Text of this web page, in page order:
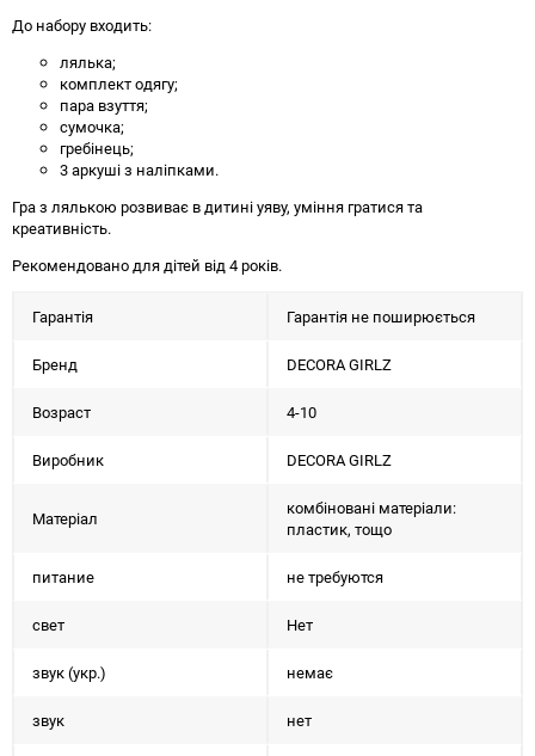
До набору входить:
лялька;
комплект одягу;
пара взуття;
сумочка;
гребінець;
3 аркуші з наліпками.
Гра з лялькою розвиває в дитині уяву, уміння гратися та
креативність.
Рекомендовано для дітей від 4 років.
Гарантія Гарантія не поширюється
Бренд DECORA GIRLZ
Возраст 4-10
Виробник DECORA GIRLZ
Матеріал
комбіновані матеріали:
пластик, тощо
питание не требуются
свет Нет
звук (укр.) немає
звук нет